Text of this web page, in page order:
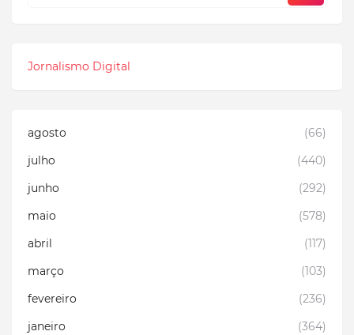
Jornalismo Digital
agosto
(66)
julho
(440)
junho
(292)
maio
(578)
abril
(117)
março
(103)
fevereiro
(236)
janeiro
(364)